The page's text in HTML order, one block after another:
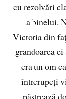
cu rezolvări
a binelui.
Victoria din
grandoarea
era un om
întrerupeți
păstrează